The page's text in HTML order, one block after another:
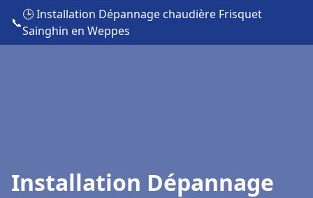
📞
🕒 Installation Dépannage chaudière Frisquet
Sainghin en Weppes
Installation Dépannage